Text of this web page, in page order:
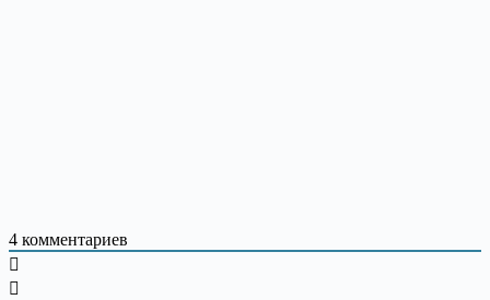
4 комментариев